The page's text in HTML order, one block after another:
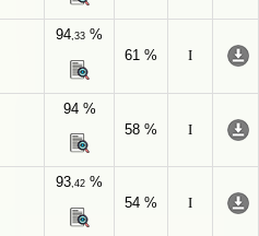
94,33 %
61 %
I
94 %
58 %
I
93,42 %
54 %
I